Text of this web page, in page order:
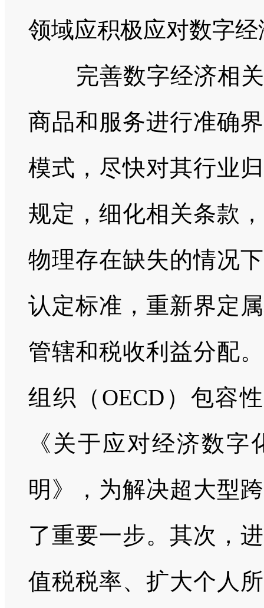
领域应积极应对数字
完善数字经济相关
商品和服务进行准确
模式，尽快对其行业
规定，细化相关条款
物理存在缺失的情况
认定标准，重新界定
管辖和税收利益分配
组织（OECD）包容
《关于应对经济数
明》，为解决超大型
了重要一步。其次，
值税税率、扩大个人